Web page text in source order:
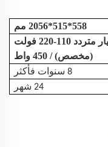
558*515*2056 مم
تيار متردد 110-220 فولت
(مخصص) / 450 واط
8 سنوات فأكثر
24 شهر